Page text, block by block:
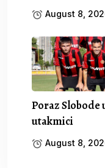
August 8,
Poraz
utakmici
August 8,